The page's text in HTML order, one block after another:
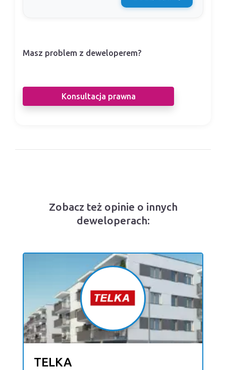
Masz problem z deweloperem?
Konsultacja prawna
Zobacz też opinie o innych
deweloperach:
TELKA